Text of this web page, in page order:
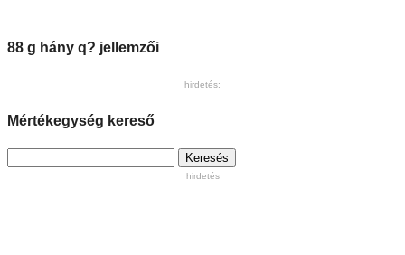
88 g hány q? jellemzői
hirdetés:
Mértékegység kereső
hirdetés